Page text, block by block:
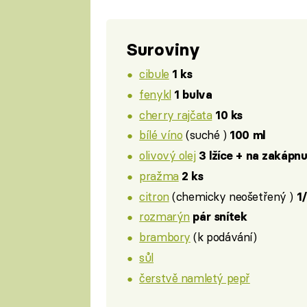
Suroviny
cibule 1 ks
fenykl 1 bulva
cherry rajčata 10 ks
bílé víno (suché ) 100 ml
olivový olej 3 lžíce + na
pražma 2 ks
citron(chemicky neošetřený )
rozmarýn pár snítek
brambory (k podávání)
sůl
čerstvě namletý pepř